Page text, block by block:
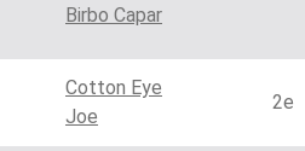
Birbo Capar
Cotton Eye
Joe
2e